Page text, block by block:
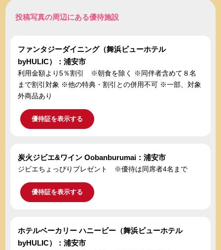
投稿写真の周辺にある優待施設
ファンタジーダイニング（舞浜ビューホテル
byHULIC）：浦安市
利用金額より5％割引 ※朝食を除く ※同伴者含めて８名
まで割引対象 ※他の特典・割引との併用不可 ※一部、対象
外商品あり
優待証を表示する
炭火ジビエ&ワイン Oobanburumai：浦安市
ジビエちょっぴりプレゼント ※優待は同席者4名まで
優待証を表示する
ホテルベーカリー ハニービー（舞浜ビューホテル
byHULIC）：浦安市